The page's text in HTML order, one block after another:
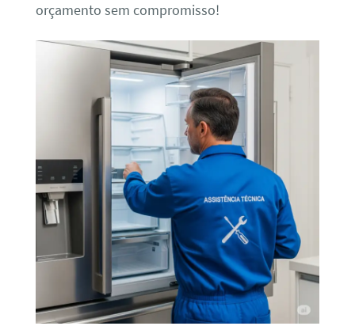
orçamento sem compromisso!